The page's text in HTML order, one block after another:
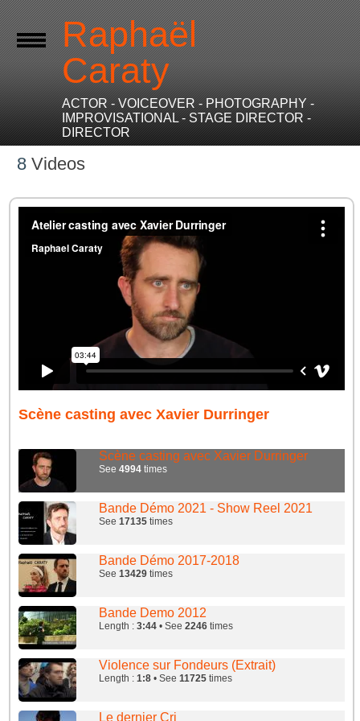
Raphaël
Caraty
ACTOR - VOICEOVER - PHOTOGRAPHY -
IMPROVISATIONAL - STAGE DIRECTOR -
DIRECTOR
8 Videos
Scène casting avec Xavier Durringer
Scène casting avec Xavier Durringer
See4994 times
Bande Démo 2021 - Show Reel 2021
See17135 times
Bande Démo 2017-2018
See13429 times
Bande Demo 2012
Length :3:44 • See2246 times
Violence sur Fondeurs (Extrait)
Length :1:8 • See11725 times
Le dernier Cri